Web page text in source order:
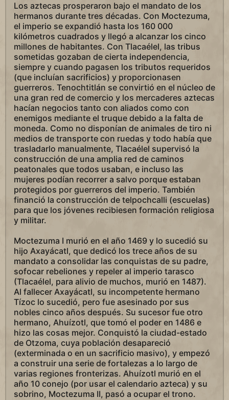
Los aztecas prosperaron bajo el mandato de los
hermanos durante tres décadas. Con Moctezuma,
el imperio se expandió hasta los 160 000
kilómetros cuadrados y llegó a alcanzar los cinco
millones de habitantes. Con Tlacaélel, las tribus
sometidas gozaban de cierta independencia,
siempre y cuando pagasen los tributos requeridos
(que incluían sacrificios) y proporcionasen
guerreros. Tenochtitlán se convirtió en el núcleo de
una gran red de comercio y los mercaderes aztecas
hacían negocios tanto con aliados como con
enemigos mediante el truque debido a la falta de
moneda. Como no disponían de animales de tiro ni
medios de transporte con ruedas y todo había que
trasladarlo manualmente, Tlacaélel supervisó la
construcción de una amplia red de caminos
peatonales que todos usaban, e incluso las
mujeres podían recorrer a salvo porque estaban
protegidos por guerreros del imperio. También
financió la construcción de telpochcalli (escuelas)
para que los jóvenes recibiesen formación religiosa
y militar.
Moctezuma I murió en el año 1469 y lo sucedió su
hijo Axayácatl, que dedicó los trece años de su
mandato a consolidar las conquistas de su padre,
sofocar rebeliones y repeler al imperio tarasco
(Tlacaélel, para alivio de muchos, murió en 1487).
Al fallecer Axayácatl, su incompetente hermano
Tízoc lo sucedió, pero fue asesinado por sus
nobles cinco años después. Su sucesor fue otro
hermano, Ahuízotl, que tomó el poder en 1486 e
hizo las cosas mejor. Conquistó la ciudad-estado
de Otzoma, cuya población desapareció
(exterminada o en un sacrificio masivo), y empezó
a construir una serie de fortalezas a lo largo de
varias regiones fronterizas. Ahuízotl murió en el
año 10 conejo (por usar el calendario azteca) y su
sobrino, Moctezuma II, pasó a ocupar el trono.